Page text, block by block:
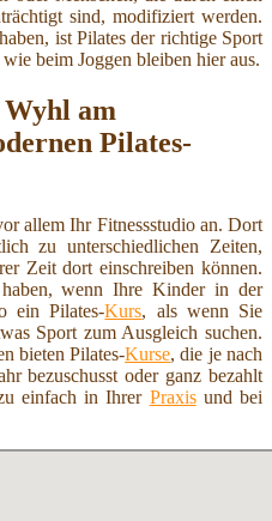
sind, modifiziert werden.
ist Pilates der richtige Sport
beim Joggen bleiben hier aus.
am
Pilates-
allem Ihr Fitnessstudio an. Dort
zu unterschiedlichen Zeiten,
Zeit dort einschreiben können.
wenn Ihre Kinder in der
ein Pilates-Kurs, als wenn Sie
Sport zum Ausgleich suchen.
bieten Pilates-Kurse, die je nach
bezuschusst oder ganz bezahlt
einfach in Ihrer Praxisund bei